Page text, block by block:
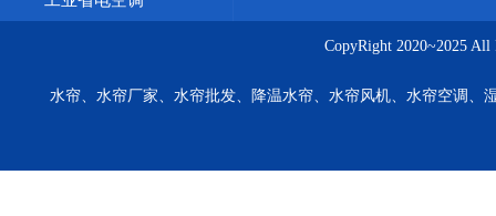
CopyRight 2020~2025
水帘、水帘厂家、水帘批发、降温水帘、水帘风机、水帘空调、